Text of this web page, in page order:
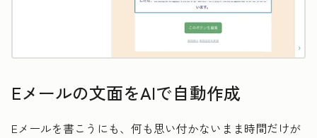
Eメールの文面をAIで自動作成
Eメールを書こうにも、何も思い付かないまま時間だけが